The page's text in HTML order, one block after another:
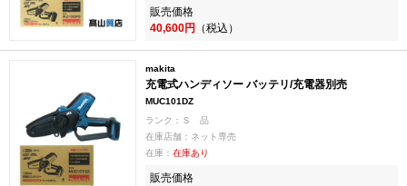
販売価格
40,600円 （税込）
makita
充電式ハンディソー バッテリ/充電器別売
MUC101DZ
ランク：Ｓ 品
在庫店舗：ネット専売
在庫： 在庫あり
販売価格